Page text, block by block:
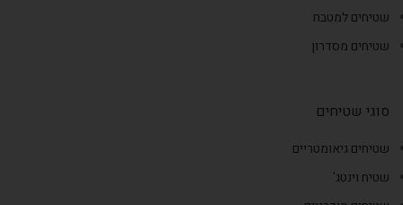
שטיחים למטבח
שטיחים מסדרון
סוגי שטיחים
שטיחים גיאומטריים
שטיח וינטג'